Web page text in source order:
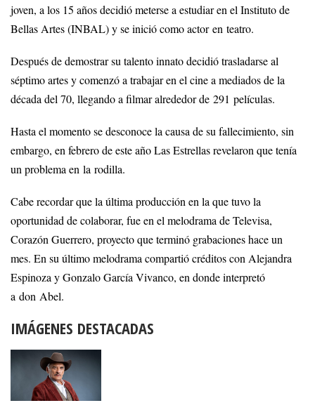
joven, a los 15 años decidió meterse a estudiar en el Instituto de
Bellas Artes (INBAL) y se inició como actor en teatro.
Después de demostrar su talento innato decidió trasladarse al
séptimo artes y comenzó a trabajar en el cine a mediados de la
década del 70, llegando a filmar alrededor de 291 películas.
Hasta el momento se desconoce la causa de su fallecimiento, sin
embargo, en febrero de este año Las Estrellas revelaron que tenía
un problema en la rodilla.
Cabe recordar que la última producción en la que tuvo la
oportunidad de colaborar, fue en el melodrama de Televisa,
Corazón Guerrero, proyecto que terminó grabaciones hace un
mes. En su último melodrama compartió créditos con Alejandra
Espinoza y Gonzalo García Vivanco, en donde interpretó
a don Abel.
IMÁGENES DESTACADAS